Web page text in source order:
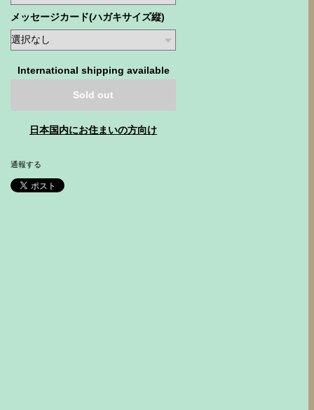
メッセージカード(ハガキサイズ縦)
International shipping available
Sold out
日本国内にお住まいの方向け
通報する